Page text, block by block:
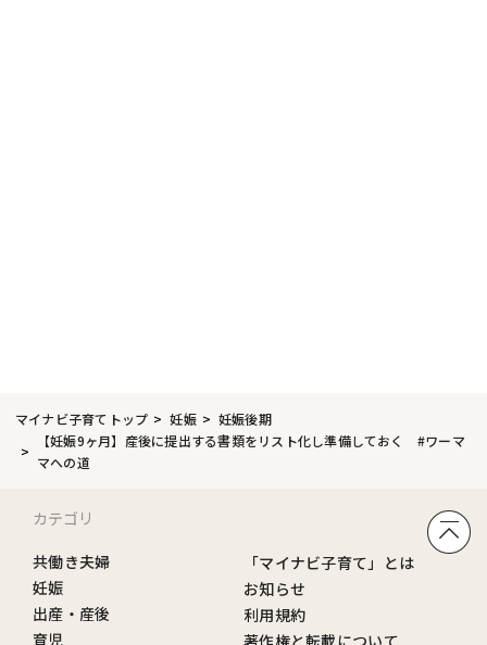
マイナビ子育てトップ 妊娠
妊娠後期
【妊娠9ヶ月】産後に提出する書類をリスト化し準備しておく #ワーマ
マへの道
カテゴリ
共働き夫婦
妊娠
出産・産後
育児
「マイナビ子育て」とは
お知らせ
利用規約
著作権と転載について